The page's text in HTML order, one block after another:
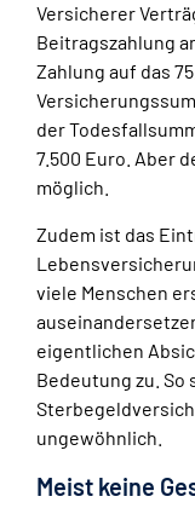
Versicherer
Beitragszahlung
Zahlung auf das
der
7.500 Euro. Aber
möglich.
Zudem ist das
viele Menschen
eigentlichen
Bedeutung zu. So
ungewöhnlich.
Meist keine